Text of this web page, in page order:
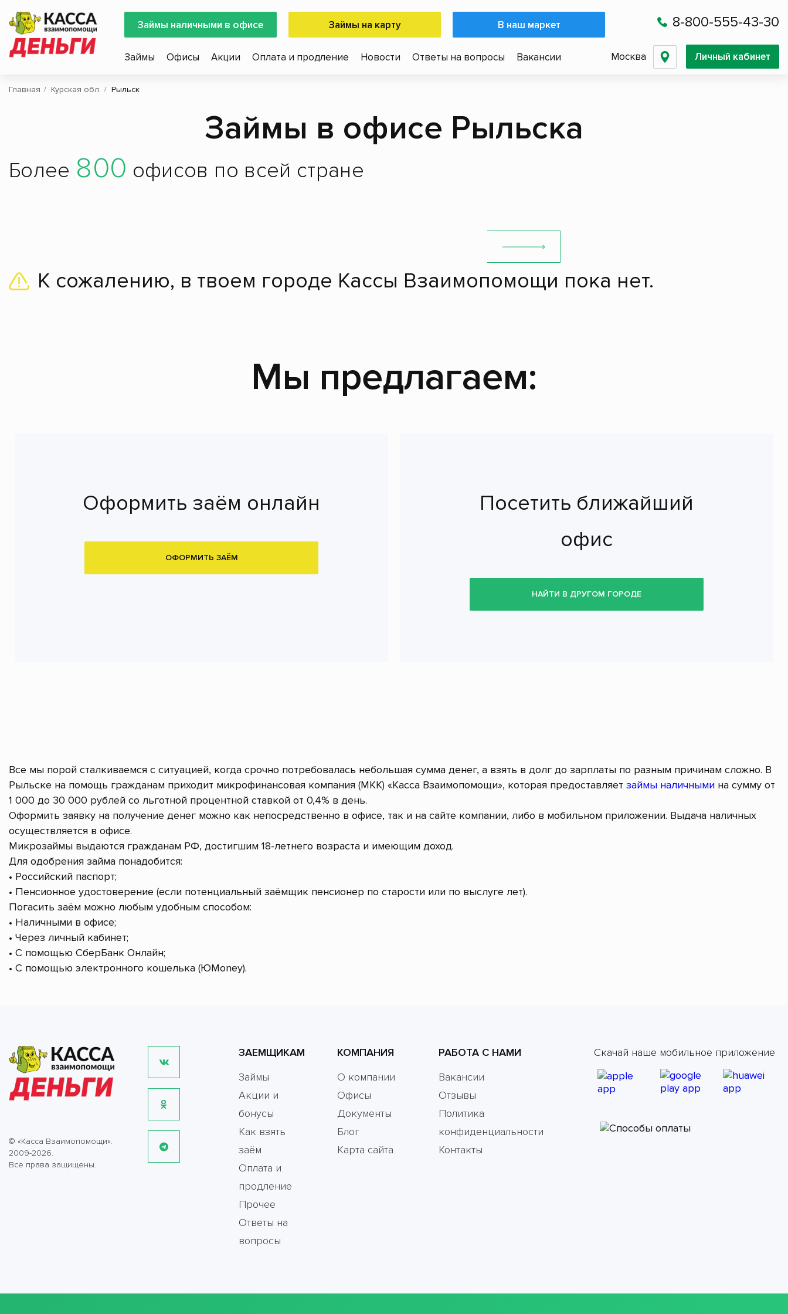
Займы наличными в офисе Займы на карту В наш маркет 8-800-555-43-30
Займы Офисы Акции Оплата и продление Новости Ответы на вопросы Вакансии Москва Личный кабинет
Главная Курская обл. Рыльск
Займы в офисе Рыльска
Более 800 офисов по всей стране
К сожалению, в твоем городе Кассы Взаимопомощи пока нет.
Мы предлагаем:
Оформить заём онлайн
ОФОРМИТЬ ЗАЁМ
Посетить ближайший
офис
НАЙТИ В ДРУГОМ ГОРОДЕ
Все мы порой сталкиваемся с ситуацией, когда срочно потребовалась небольшая сумма денег, а взять в долг до зарплаты по разным причинам сложно. В
Рыльске на помощь гражданам приходит микрофинансовая компания (МКК) «Касса Взаимопомощи», которая предоставляет займы наличными на сумму от
1 000 до 30 000 рублей со льготной процентной ставкой от 0,4% в день.
Оформить заявку на получение денег можно как непосредственно в офисе, так и на сайте компании, либо в мобильном приложении. Выдача наличных
осуществляется в офисе.
Микрозаймы выдаются гражданам РФ, достигшим 18-летнего возраста и имеющим доход.
Для одобрения займа понадобится:
• Российский паспорт;
• Пенсионное удостоверение (если потенциальный заёмщик пенсионер по старости или по выслуге лет).
Погасить заём можно любым удобным способом:
• Наличными в офисе;
• Через личный кабинет;
• С помощью СберБанк Онлайн;
• С помощью электронного кошелька (ЮMoney).
© «Касса Взаимопомощи».
2009-2026.
Все права защищены.
ЗАЕМЩИКАМ
Займы
Акции и
бонусы
Как взять
заём
Оплата и
продление
Прочее
Ответы на
вопросы
КОМПАНИЯ
О компании
Офисы
Документы
Блог
Карта сайта
РАБОТА С НАМИ
Вакансии
Отзывы
Политика
конфиденциальности
Контакты
Скачай наше мобильное приложение